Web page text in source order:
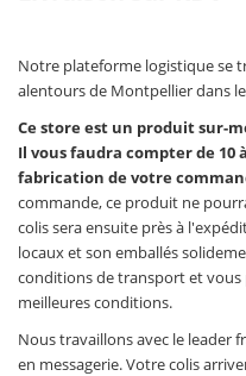
Notre plateforme logistique se
alentours de Montpellier dans
Ce store est un produit sur-
Il vous faudra compter de 10
fabrication de votre
commande, ce produit ne
colis sera ensuite près à
locaux et son emballés
conditions de transport et
meilleures conditions.
Nous travaillons avec le leader
en messagerie. Votre colis